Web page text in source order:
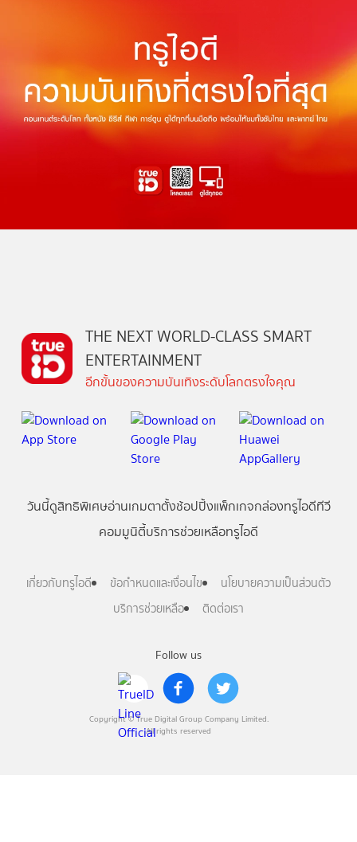
Follow us
Copyright © True Digital Group Company Limited.
All rights reserved
THE NEXT WORLD-CLASS SMART
ENTERTAINMENT
อีกขั้นของความบันเทิงระดับโลกตรงใจคุณ
วันนี้ดูสิทธิพิเศษอ่านเกมตาตั้งช้อปปิ้งแพ็กเกจกล่องทรูไอดีทีวี
คอมมูนิตี้บริการช่วยเหลือทรูไอดี
เกี่ยวกับทรูไอดี ข้อกำหนดและเงื่อนไข
นโยบายความเป็นส่วนตัว
บริการช่วยเหลือ
ติดต่อเรา